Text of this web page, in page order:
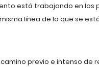
está trabajando en los
línea de lo que se
previo e intenso de